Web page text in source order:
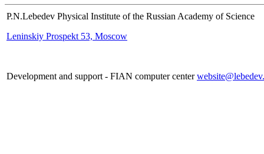
P.N.Lebedev Physical Institute of the Russian Academy of Science
Leninskiy Prospekt 53, Moscow
Development and support - FIAN computer center